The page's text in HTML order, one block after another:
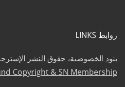
روابط LINKS
بنود الخصوصية، حقوق النشر
Copyright & SN Membership